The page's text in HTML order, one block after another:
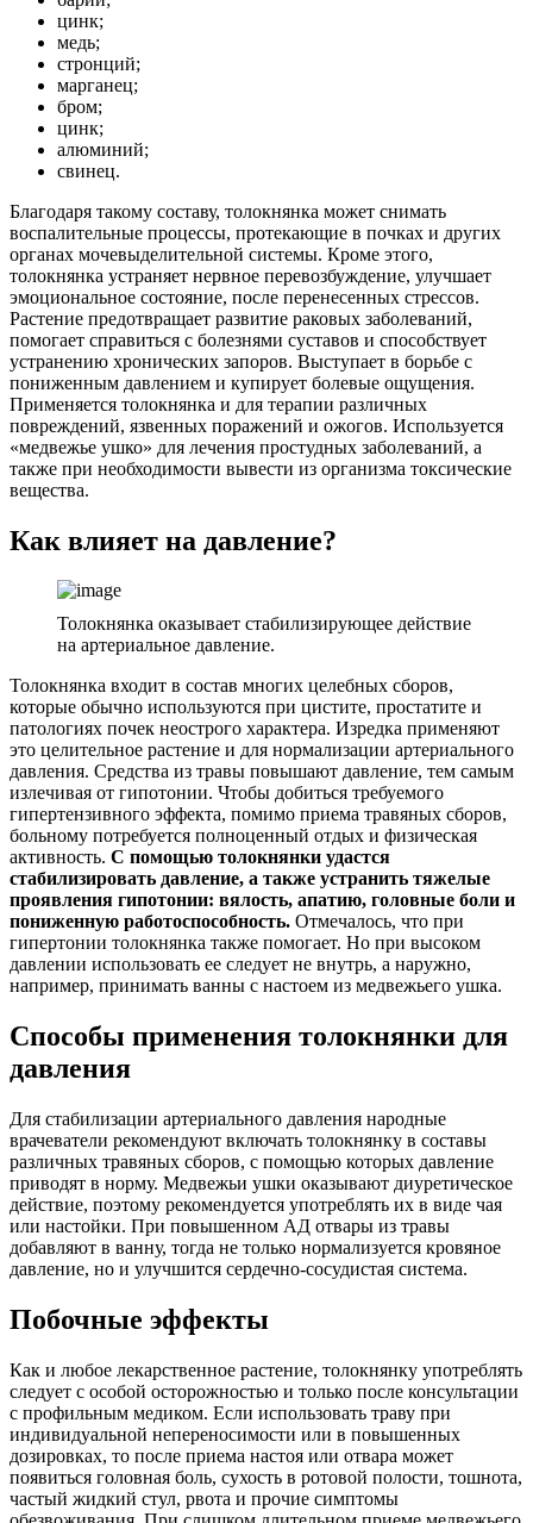
цинк;
медь;
стронций;
марганец;
бром;
цинк;
алюминий;
свинец.
Благодаря такому составу, толокнянка может снимать
воспалительные процессы, протекающие в почках и других
органах мочевыделительной системы. Кроме этого,
толокнянка устраняет нервное перевозбуждение, улучшает
эмоциональное состояние, после перенесенных стрессов.
Растение предотвращает развитие раковых заболеваний,
помогает справиться с болезнями суставов и способствует
устранению хронических запоров. Выступает в борьбе с
пониженным давлением и купирует болевые ощущения.
Применяется толокнянка и для терапии различных
повреждений, язвенных поражений и ожогов. Используется
«медвежье ушко» для лечения простудных заболеваний, а
также при необходимости вывести из организма токсические
вещества.
Как влияет на давление?
Толокнянка оказывает стабилизирующее действие
на артериальное давление.
Толокнянка входит в состав многих целебных сборов,
которые обычно используются при цистите, простатите и
патологиях почек неострого характера. Изредка применяют
это целительное растение и для нормализации артериального
давления. Средства из травы повышают давление, тем самым
излечивая от гипотонии. Чтобы добиться требуемого
гипертензивного эффекта, помимо приема травяных сборов,
больному потребуется полноценный отдых и физическая
активность. С помощью толокнянки удастся
стабилизировать давление, а также устранить тяжелые
проявления гипотонии: вялость, апатию, головные боли и
пониженную работоспособность. Отмечалось, что при
гипертонии толокнянка также помогает. Но при высоком
давлении использовать ее следует не внутрь, а наружно,
например, принимать ванны с настоем из медвежьего ушка.
Способы применения толокнянки для
давления
Для стабилизации артериального давления народные
врачеватели рекомендуют включать толокнянку в составы
различных травяных сборов, с помощью которых давление
приводят в норму. Медвежьи ушки оказывают диуретическое
действие, поэтому рекомендуется употреблять их в виде чая
или настойки. При повышенном АД отвары из травы
добавляют в ванну, тогда не только нормализуется кровяное
давление, но и улучшится сердечно-сосудистая система.
Побочные эффекты
Как и любое лекарственное растение, толокнянку употреблять
следует с особой осторожностью и только после консультации
с профильным медиком. Если использовать траву при
индивидуальной непереносимости или в повышенных
дозировках, то после приема настоя или отвара может
появиться головная боль, сухость в ротовой полости, тошнота,
частый жидкий стул, рвота и прочие симптомы